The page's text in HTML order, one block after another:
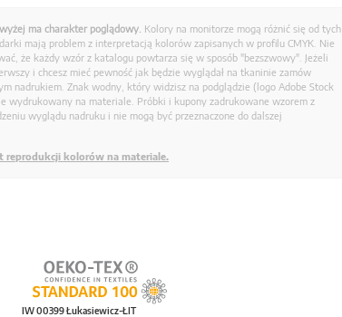
ma charakter poglądowy. Kolory na monitorze mogą różnić się od tych
mają problem z interpretacją kolorów zapisanych w profilu CMYK. Nie
że każdy wzór z katalogu powtarza się w sposób "bezszwowy". Jeżeli
i chcesz mieć pewność jak będzie wyglądał na tkaninie zamów
nadrukiem. Znak wodny, który widzisz na podglądzie (logo Adobe Stock
wydrukowany na materiale. Próbki i kupony zadrukowane wzorem z
wyglądu nadruku i nie mogą być przeznaczone do dalszej
reprodukcji kolorów na materiale.
IW 00399 Łukasiewicz-ŁIT